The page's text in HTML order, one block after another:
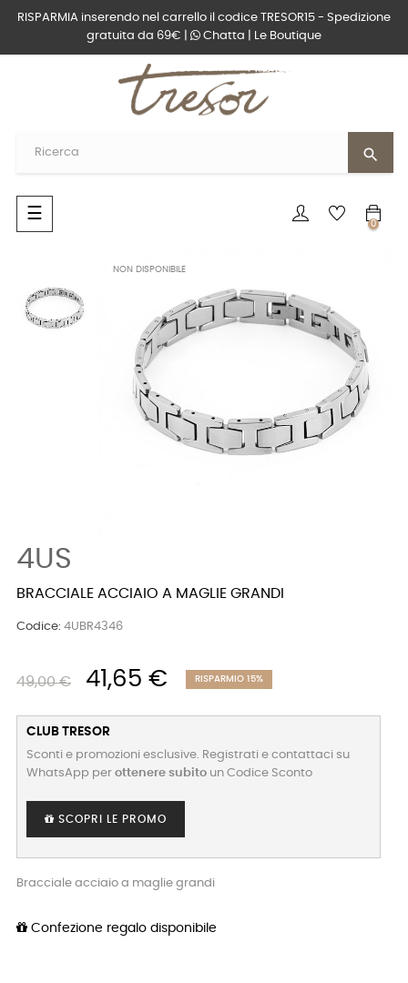
RISPARMIA inserendo nel carrello il codice TRESOR15 - Spedizione
gratuita da 69€ |
Chatta Le Boutique
search
navigazione
Toggle
☰
0
NON DISPONIBILE
4US
BRACCIALE ACCIAIO A MAGLIE GRANDI
Codice: 4UBR4346
49,00 € 41,65 € RISPARMIO 15%
CLUB TRESOR
Sconti e promozioni esclusive. Registrati e contattaci su
WhatsApp per ottenere subito un Codice Sconto
SCOPRI LE PROMO
Bracciale acciaio a maglie grandi
Confezione regalo disponibile